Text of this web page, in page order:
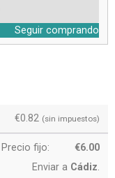
Seguir comprando
€0.82 (sin impuestos)
Precio fijo: €6.00
Enviar a Cádiz.